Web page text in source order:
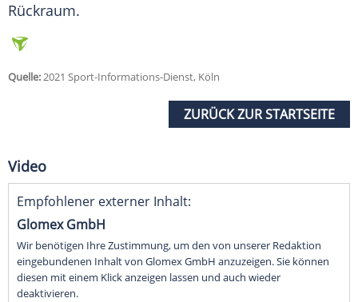
Rückraum.
Quelle:2021 Sport-Informations-Dienst, Köln
ZURÜCK ZUR STARTSEITE
Video
Empfohlener externer Inhalt:
Glomex GmbH
Wir benötigen Ihre Zustimmung, um den von unserer Redaktion
eingebundenen Inhalt von Glomex GmbH anzuzeigen. Sie können
diesen mit einem Klick anzeigen lassen und auch wieder
deaktivieren.